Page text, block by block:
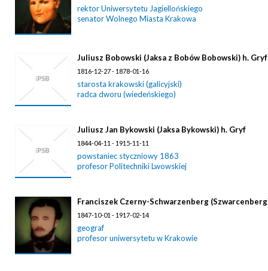
rektor Uniwersytetu Jagiellońskiego
senator Wolnego Miasta Krakowa
Juliusz Bobowski (Jaksa z Bobów Bobowski) h. Gryf
1816-12-27 - 1878-01-16
starosta krakowski (galicyjski)
radca dworu (wiedeńskiego)
Juliusz Jan Bykowski (Jaksa Bykowski) h. Gryf
1844-04-11 - 1915-11-11
powstaniec styczniowy 1863
profesor Politechniki Lwowskiej
Franciszek Czerny-Schwarzenberg
1847-10-01 - 1917-02-14
geograf
profesor uniwersytetu w Krakowie